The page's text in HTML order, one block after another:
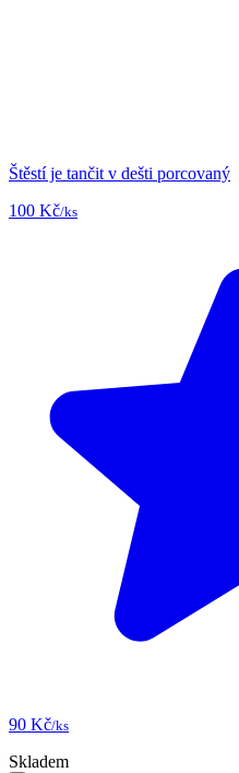
Štěstí je tančit v dešti porcovaný
100 Kč/ks
90 Kč/ks
Skladem